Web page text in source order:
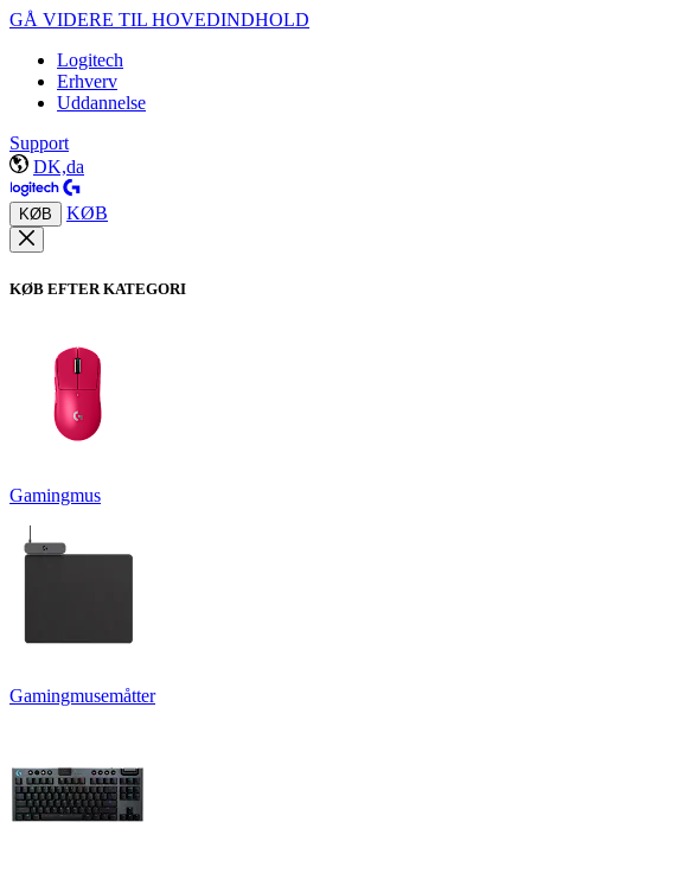
GÅ VIDERE TIL HOVEDINDHOLD
Logitech
Erhverv
Uddannelse
Support
DK,da
KØB KØB
KØB EFTER KATEGORI
Gamingmus
Gamingmusemåtter